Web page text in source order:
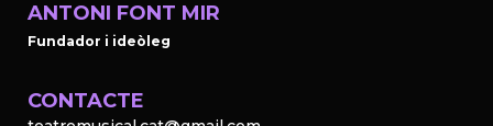
ANTONI FONT MIR
Fundador i ideòleg
CONTACTE